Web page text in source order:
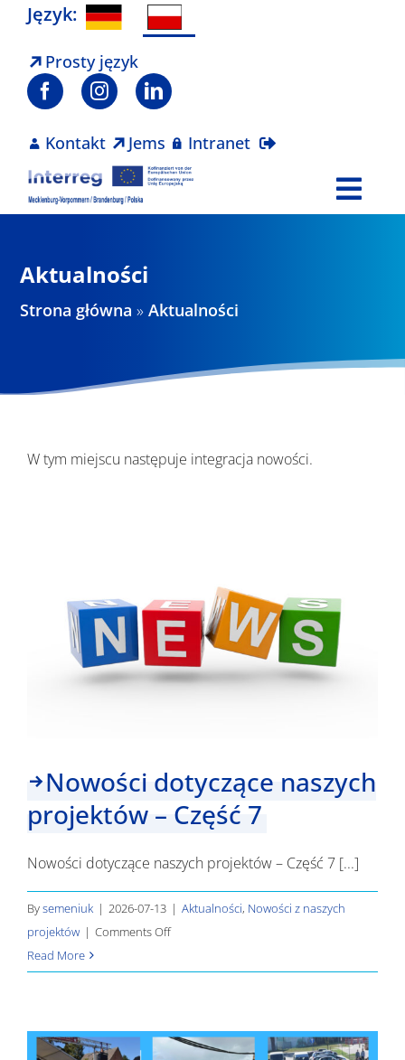
Skip
content
Język:
Prosty język
Kontakt Jems Intranet
Projekty
Aktualności
Strona główna »Aktualności
W tym miejscu następuje integracja nowości.
Nowości dotyczące naszych
projektów – Część 7
Nowości dotyczące naszych projektów – Część 7 [...]
Bysemeniuk | 2026-07-13 | Aktualności, Nowości z naszych
projektów | Comments Offon
dotyczące
–
Read More